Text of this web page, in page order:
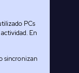
PCs
En
sincronizan